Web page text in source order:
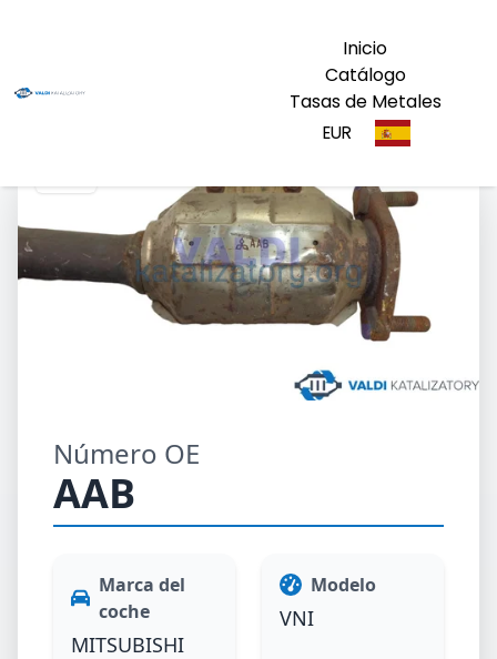
Inicio
Catálogo
Tasas de Metales
EUR
Número OE
AAB
Marca del
coche
MITSUBISHI
Modelo
VNI